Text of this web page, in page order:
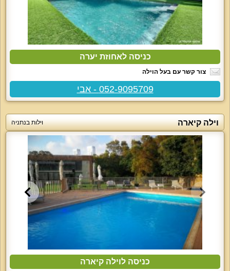
כניסה לאחוזת יערה
צור קשר עם בעל הוילה
052-9095709 - אבי
וילה קיארה וילות בנתניה
כניסה לוילה קיארה